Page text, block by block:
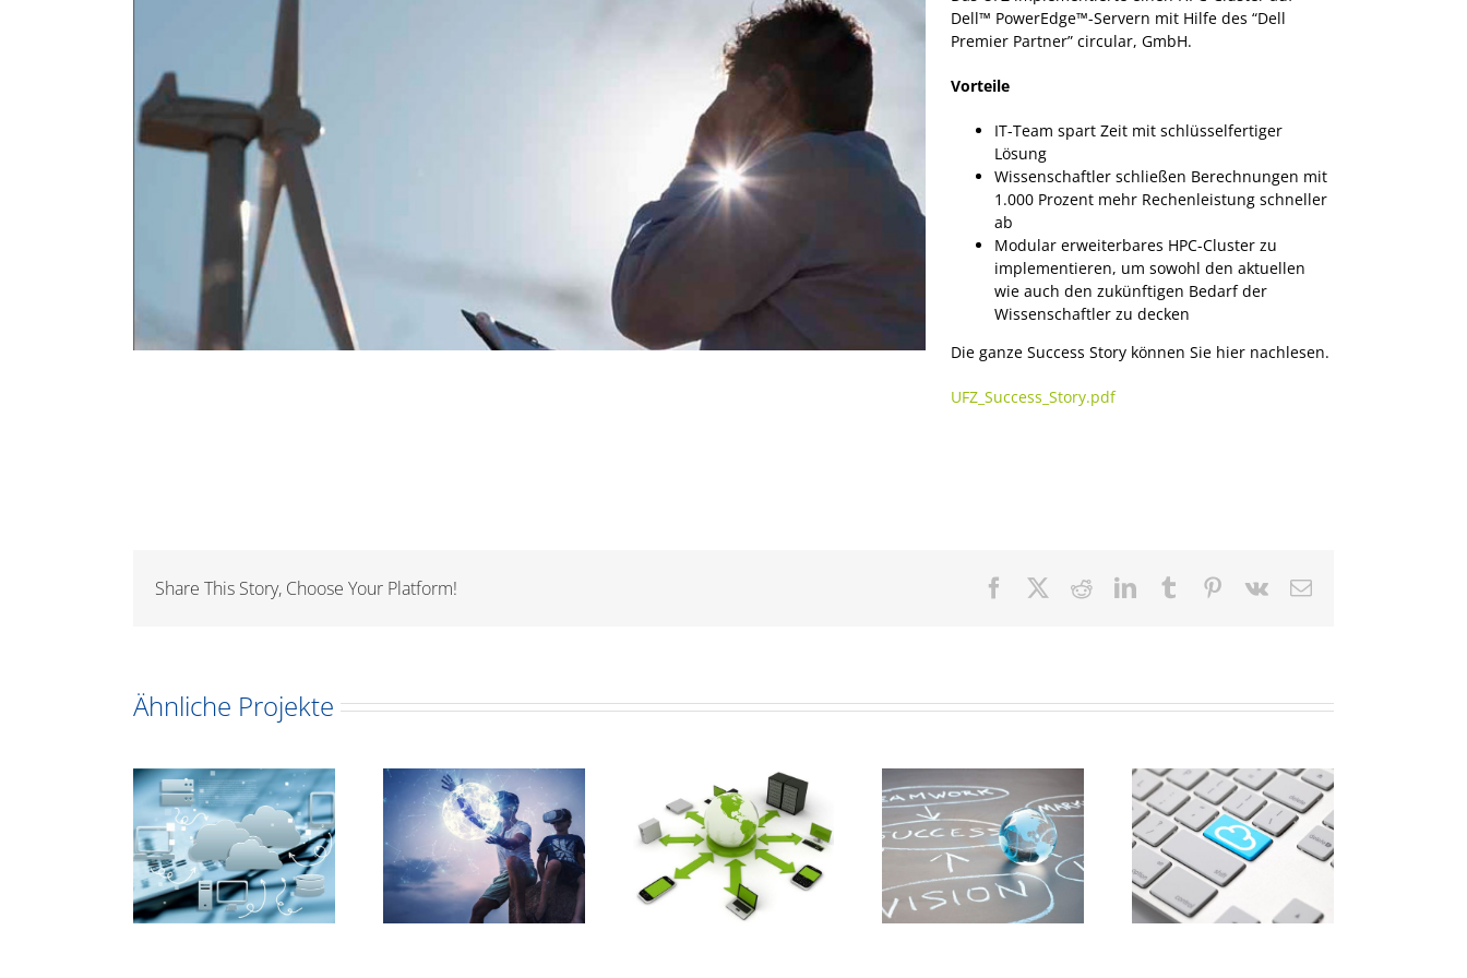
Dell™ PowerEdge™-Servern mit Hilfe des “Dell
Premier Partner” circular, GmbH.
Vorteile
IT-Team spart Zeit mit schlüsselfertiger
Lösung
Wissenschaftler schließen Berechnungen mit
1.000 Prozent mehr Rechenleistung schneller
ab
Modular erweiterbares HPC-Cluster zu
implementieren, um sowohl den aktuellen
wie auch den zukünftigen Bedarf der
Wissenschaftler zu decken
Die ganze Success Story können Sie hier nachlesen.
UFZ_Success_Story.pdf
Share This Story, Choose Your Platform! FacebookRedditLinkedIn
TumblrPinterest
Vk
E-
Ähnliche Projekte
Neue Netzwerk-
Infrastruktur bei
Integrata
circular Kunde
Klinikum rechts der
Isar erhält den
Oracle Eco-Award
Das Hochschulnetz
BelWü wappnet sich
gegen DDoS-
Attacken
Eine Cloud wird
geboren
Augsburger
Forschungsinstitut
etabliert moderne
VLAN- und WLAN-
Architektur